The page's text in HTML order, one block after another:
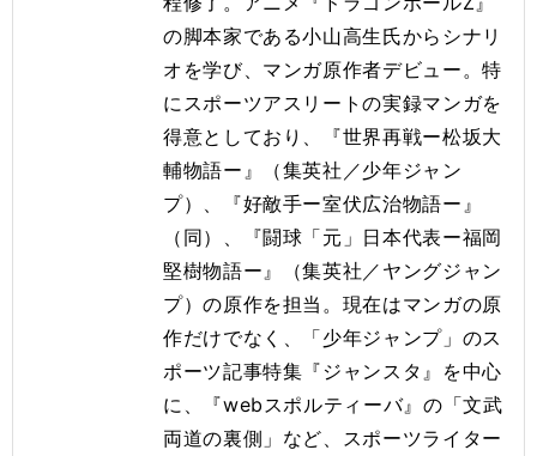
の脚本家である小山高生氏からシナリ
オを学び、マンガ原作者デビュー。特
にスポーツアスリートの実録マンガを
得意としており、『世界再戦ー松坂大
輔物語ー』（集英社／少年ジャン
プ）、『好敵手ー室伏広治物語ー』
（同）、『闘球「元」日本代表ー福岡
堅樹物語ー』（集英社／ヤングジャン
プ）の原作を担当。現在はマンガの原
作だけでなく、「少年ジャンプ」のス
ポーツ記事特集『ジャンスタ』を中心
に、『webスポルティーバ』の「文武
両道の裏側」など、スポーツライター